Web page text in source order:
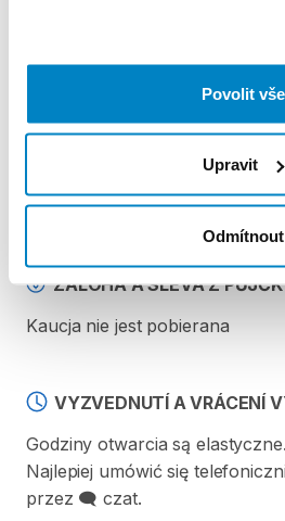
Povolit vše
Upravit
Odmítnout
Toto sportovní vybavení
půjčovna. Podívejte se prosím
Podmínky pronájmu
ZÁLOHA A SLEVA Z
Kaucja nie jest pobierana
VYZVEDNUTÍ A VRÁCENÍ
Godziny otwarcia są elastyczne.
Najlepiej umówić się
przez 🗨️ czat.